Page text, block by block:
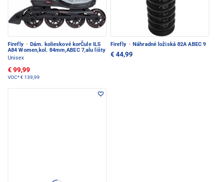
Firefly · Dám. kolieskové korČule ILS
A84 Women,kol. 84mm,ABEC 7,alu lišty
Unisex
€ 99,99
VOC*€ 139,99
Firefly · Náhradné ložiská 82A ABEC 9
€ 44,99